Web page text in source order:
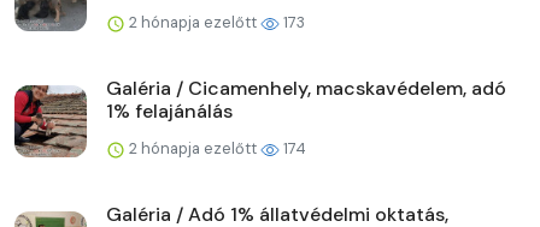
2 hónapja ezelőtt 173
Galéria / Cicamenhely, macskavédelem, adó
1% felajánálás
2 hónapja ezelőtt 174
Galéria / Adó 1% állatvédelmi oktatás,